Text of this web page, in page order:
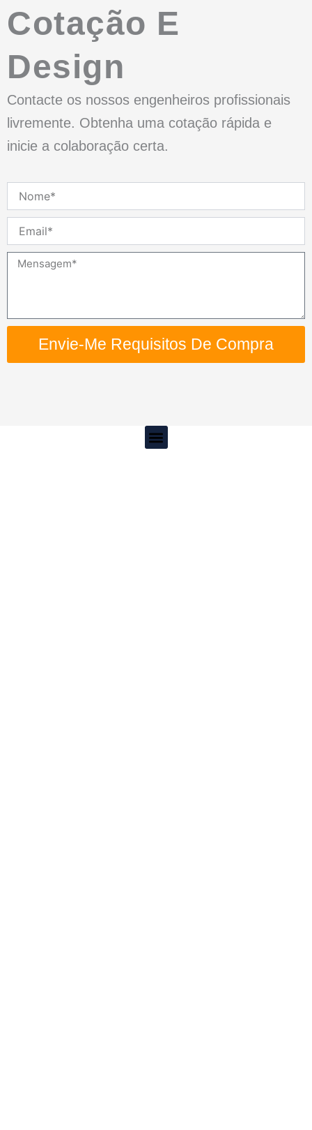
Cotação E
Design
Contacte os nossos engenheiros profissionais
livremente. Obtenha uma cotação rápida e
inicie a colaboração certa.
Mensagem
Envie-Me Requisitos De Compra
Menu